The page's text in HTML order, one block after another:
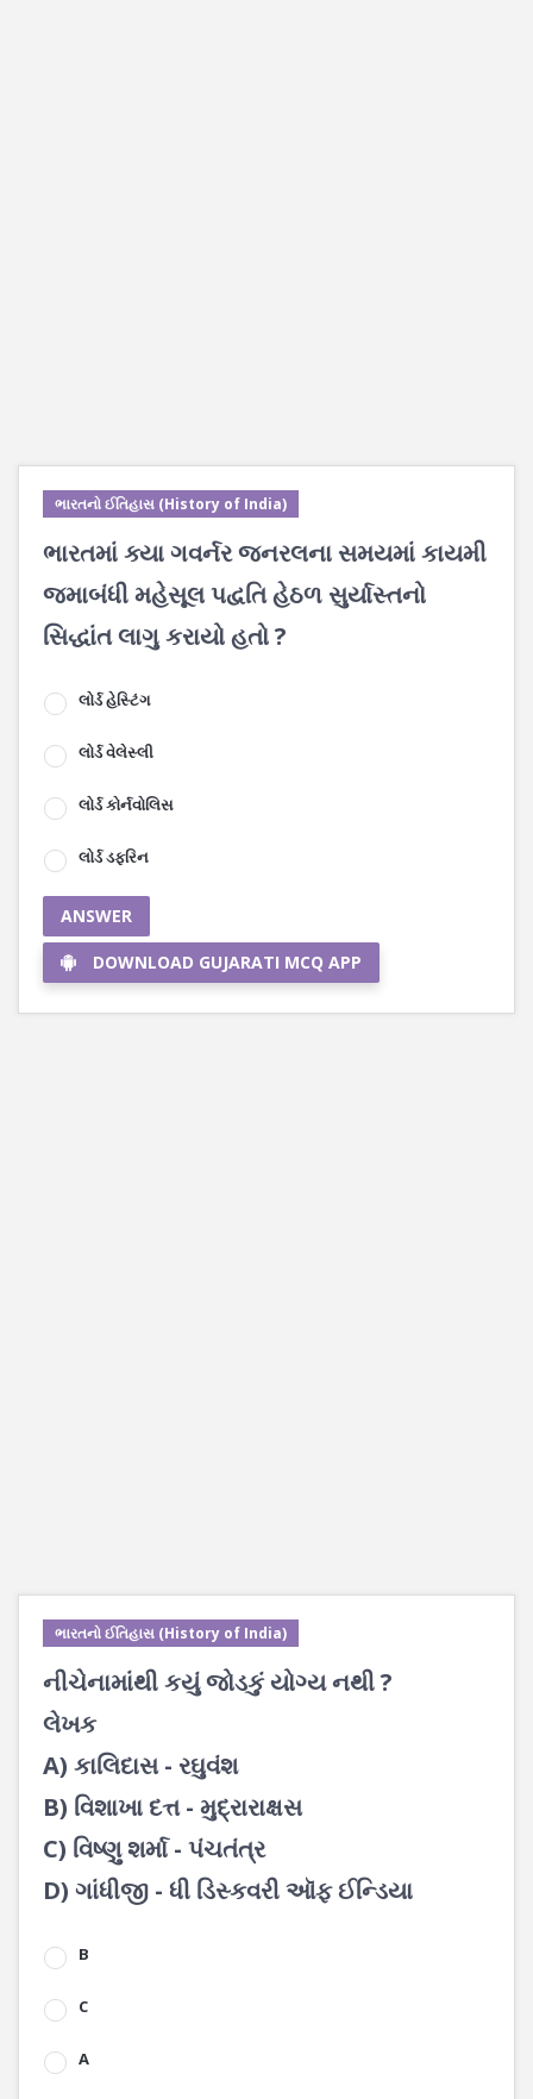
ભારતનો ઈતિહાસ (History of India)
ભારતમાં ક્યા ગવર્નર જનરલના સમયમાં કાયમી
જમાબંધી મહેસૂલ પદ્વતિ હેઠળ સુર્યાસ્તનો
સિદ્ધાંત લાગુ કરાયો હતો ?
લોર્ડ હેસ્ટિંગ
લોર્ડ વેલેસ્લી
લોર્ડ કોર્નવોલિસ
લોર્ડ ડફરિન
ANSWER
DOWNLOAD GUJARATI MCQ APP
ભારતનો ઈતિહાસ (History of India)
નીચેનામાંથી કયું જોડકું યોગ્ય નથી ?
લેખક
A) કાલિદાસ - રઘુવંશ
B) વિશાખા દત્ત - મુદ્રારાક્ષસ
C) વિષ્ણુ શર્મા - પંચતંત્ર
D) ગાંધીજી - ધી ડિસ્કવરી ઑફ ઈન્ડિયા
B
C
A